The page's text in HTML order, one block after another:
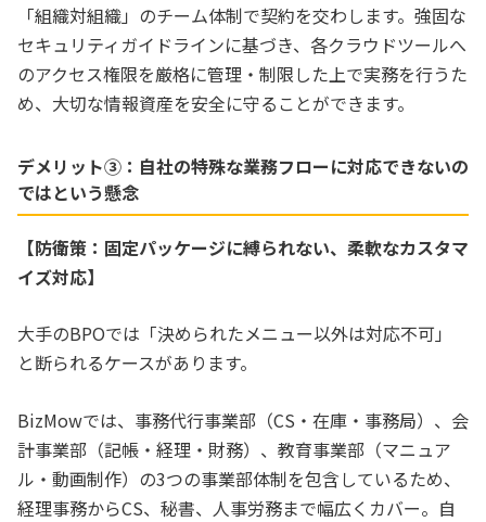
「組織対組織」のチーム体制で契約を交わします。強固な
セキュリティガイドラインに基づき、各クラウドツールへ
のアクセス権限を厳格に管理・制限した上で実務を行うた
め、大切な情報資産を安全に守ることができます。
デメリット③：自社の特殊な業務フローに対応できないの
ではという懸念
【防衛策：固定パッケージに縛られない、柔軟なカスタマ
イズ対応】
大手のBPOでは「決められたメニュー以外は対応不可」
と断られるケースがあります。
BizMowでは、事務代行事業部（CS・在庫・事務局）、会
計事業部（記帳・経理・財務）、教育事業部（マニュア
ル・動画制作）の3つの事業部体制を包含しているため、
経理事務からCS、秘書、人事労務まで幅広くカバー。自